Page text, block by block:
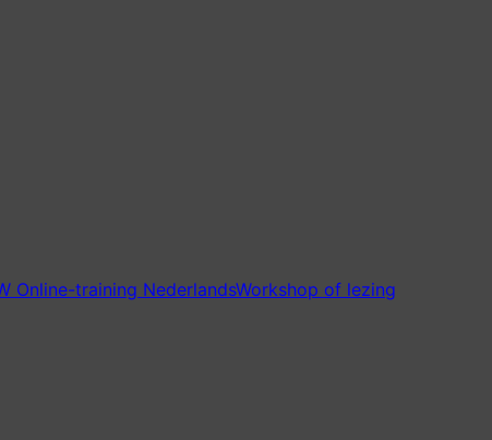
Online-training NederlandsWorkshop of lezing